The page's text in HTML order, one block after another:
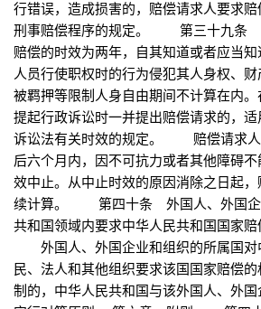
行错误，造成损害的，赔偿请求人要求
刑事赔偿程序的规定。 第三十九条
赔偿的时效为两年，自其知道或者应当
人员行使职权时的行为侵犯其人身权、
被羁押等限制人身自由期间不计算在内
提起行政诉讼时一并提出赔偿请求的，
诉讼法有关时效的规定。 赔偿请求人
后六个月内，因不可抗力或者其他障碍
效中止。从中止时效的原因消除之日起
续计算。 第四十条 外国人、外国企
共和国领域内要求中华人民共和国国家赔
外国人、外国企业和组织的所属国对
民、法人和其他组织要求该国国家赔偿
制的，中华人民共和国与该外国人、外